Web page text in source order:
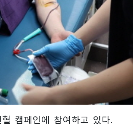
캠페인에 참여하고 있다.